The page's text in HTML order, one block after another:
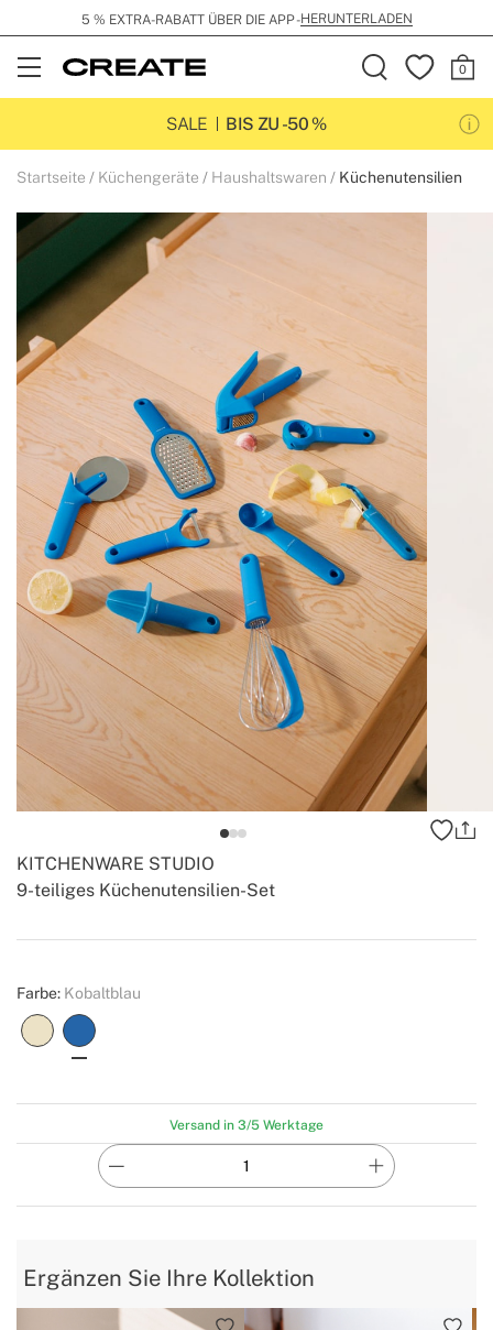
5 % EXTRA-RABATT ÜBER DIE APP -HERUNTERLADEN
Open
Menu
SALE
BIS ZU -50 %
Startseite Küchengeräte Haushaltswaren Küchenutensilien
9-teiliges Küchenutensilien-Set
KITCHENWARE STUDIO
Create
Farbe: Kobaltblau
Versand in 3/5 Werktage
Ergänzen Sie Ihre Kollektion